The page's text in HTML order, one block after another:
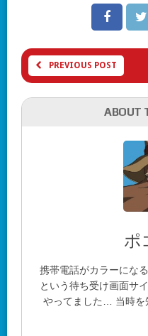
PREVIOUS POST
ABOUT
ポ
携帯電話がカラーにな
という待ち受け画面サ
やってました… 当時を